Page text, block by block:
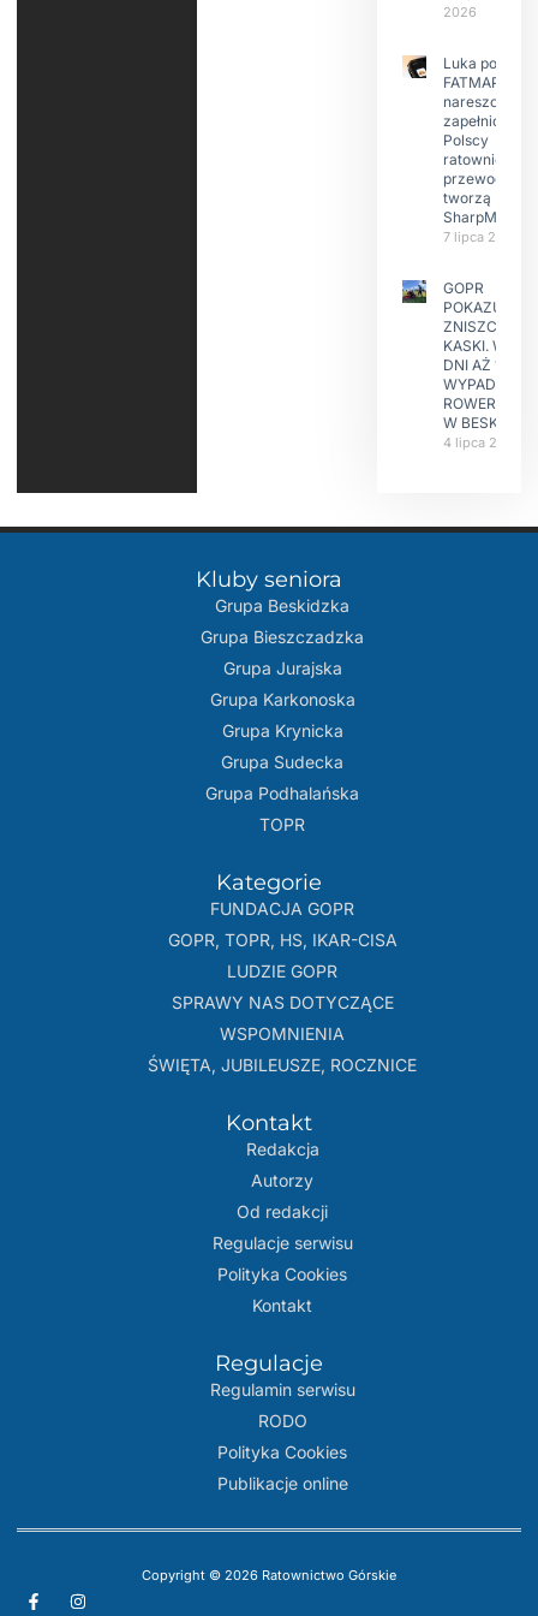
2026
Luka po
FATMAP-ie
nareszcie
zapełniona?
Polscy
ratownicy i
przewodnicy
tworzą
SharpMap
7 lipca 2026
GOPR
POKAZUJE
ZNISZCZONE
KASKI. W
DNI AŻ 15
WYPADKÓW
W
4 lipca 2026
Kluby seniora
Grupa Beskidzka​
Grupa Bieszczadzka
Grupa Jurajska
Grupa Karkonoska
Grupa Krynicka
Grupa Sudecka
Grupa Podhalańska
TOPR
Kategorie
FUNDACJA GOPR
GOPR, TOPR, HS, IKAR-CISA
LUDZIE GOPR
SPRAWY NAS DOTYCZĄCE
WSPOMNIENIA
ŚWIĘTA, JUBILEUSZE, ROCZNICE
Kontakt
Redakcja
Autorzy
Od redakcji
Regulacje serwisu
Polityka Cookies
Kontakt
Regulacje
Regulamin serwisu
RODO
Polityka Cookies
Publikacje online
Copyright © 2026 Ratownictwo Górskie